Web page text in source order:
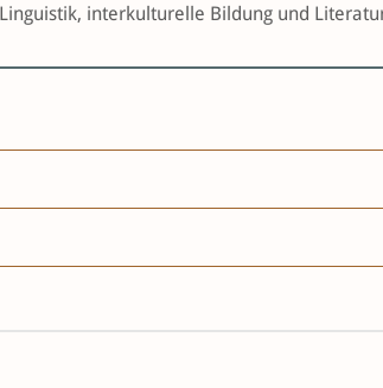
Linguistik, interkulturelle Bildung und